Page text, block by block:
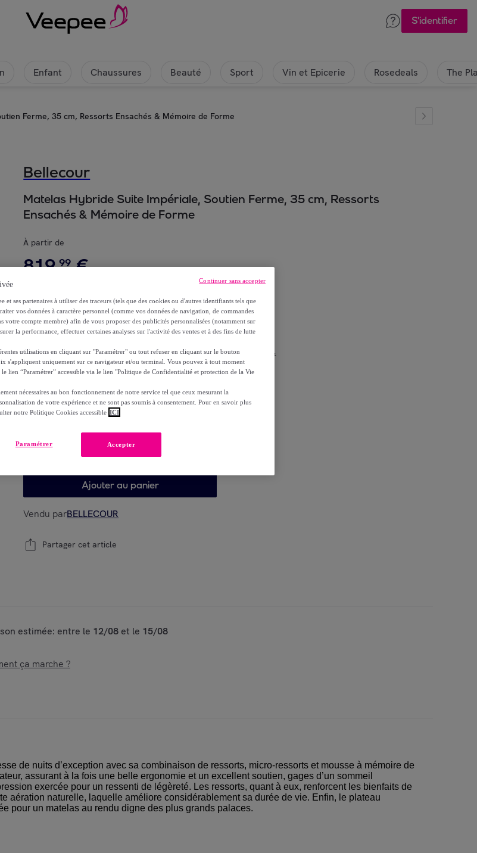
S'identifier
Enfant Chaussures Beauté Sport Vin et Epicerie Rosedeals The
Ferme, 35 cm, Ressorts Ensachés & Mémoire de Forme
Bellecour
Matelas Hybride Suite Impériale, Soutien Ferme, 35 cm, Ressorts
Ensachés & Mémoire de Forme
À partir de
819,99 €
-47%
dontéco-part.: 4,58 €
Reprise possible de votre ancien produit,voir les conditions.
Choisissez votre modèle
Choisissez votre modèle
Ajouter au panier
Vendu parBELLECOUR
Partager cet article
estimée: entre le 12/08 et le 15/08
ça marche ?
de nuits d’exception avec sa combinaison de ressorts, micro-ressorts et mousse à mémoire de
assurant à la fois une belle ergonomie et un excellent soutien, gages d’un sommeil
exercée pour un ressenti de légèreté. Les ressorts, quant à eux, renforcent les bienfaits de
aération naturelle, laquelle améliore considérablement sa durée de vie. Enfin, le plateau
pour un matelas au rendu digne des plus grands palaces.
et ses partenaires à utiliser des traceurs (tels que des cookies ou d'autres identifiants tels que
vos données à caractère personnel (comme vos données de navigation, de commandes
votre compte membre) afin de vous proposer des publicités personnalisées (notamment sur
la performance, effectuer certaines analyses sur l'activité des ventes et à des fins de lutte
utilisations en cliquant sur "Paramétrer" ou tout refuser en cliquant sur le bouton
s'appliquent uniquement sur ce navigateur et/ou terminal. Vous pouvez à tout moment
lien “Paramétrer” accessible via le lien "Politique de Confidentialité et protection de la Vie
nécessaires au bon fonctionnement de notre service tel que ceux mesurant la
de votre expérience et ne sont pas soumis à consentement. Pour en savoir plus
notre Politique Cookies accessible ICI
Accepter
Paramétrer
Continuer sans accepter